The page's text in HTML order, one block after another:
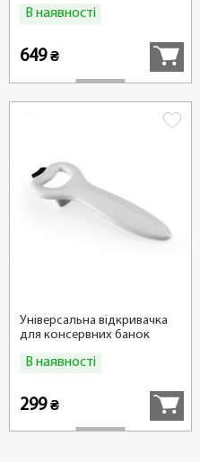
В наявності
649₴
Універсальна відкривачка
для консервних банок
В наявності
299₴